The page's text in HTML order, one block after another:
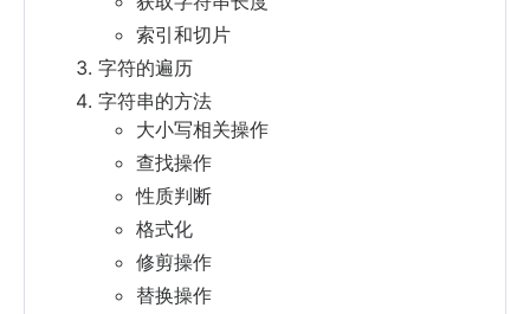
索引和切片
字符的遍历
字符串的方法
大小写相关操作
查找操作
性质判断
格式化
修剪操作
替换操作